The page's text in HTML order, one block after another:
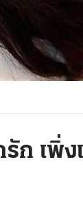
เพิ่ง